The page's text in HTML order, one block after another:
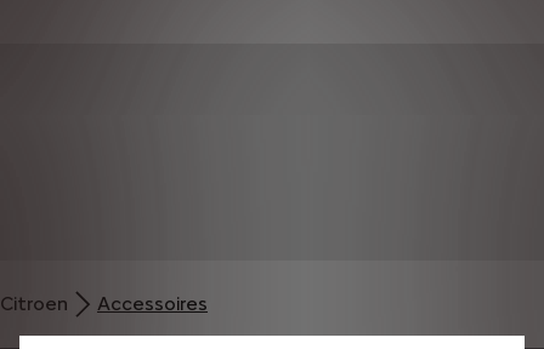
Citroen Accessoires
permettent de vous fournir des fonctionnalités essentielles telles que la